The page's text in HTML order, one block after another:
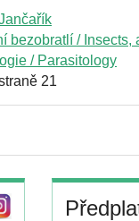
bezobratlí / Insects,
/ Parasitology
21